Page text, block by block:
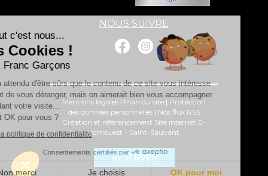
RÉSERVER
NOUS SUIVRE
Mentions légales | Plan du site | Protection
des données personnelles| Nos flux RSS
Création et référencement Site internet E-
comouest - Saint-Sauvant
Salut c'est nous...
les Cookies !
Les Franc Garçons
On a attendu d'être sûrs que le contenu de ce site vous intéresse
avant de vous déranger, mais on aimerait bien vous accompagner
pendant votre visite...
C'est OK pour vous ?
Lire la politique de confidentialité
Consentements certifiés par
Non merci Je choisis OK pour moi